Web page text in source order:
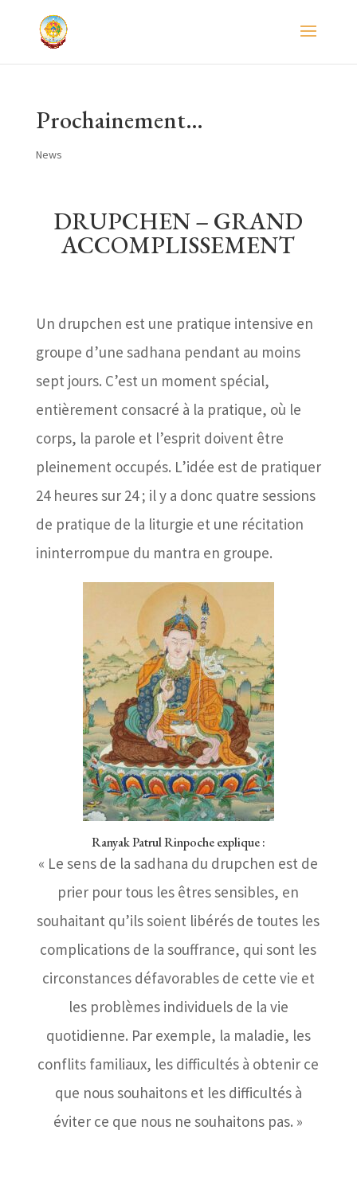
Prochainement…
News
DRUPCHEN – GRAND
ACCOMPLISSEMENT
Un drupchen est une pratique intensive en
groupe d’une sadhana pendant au moins
sept jours. C’est un moment spécial,
entièrement consacré à la pratique, où le
corps, la parole et l’esprit doivent être
pleinement occupés. L’idée est de pratiquer
24 heures sur 24 ; il y a donc quatre sessions
de pratique de la liturgie et une récitation
ininterrompue du mantra en groupe.
Ranyak Patrul Rinpoche explique :
« Le sens de la sadhana du drupchen est de
prier pour tous les êtres sensibles, en
souhaitant qu’ils soient libérés de toutes les
complications de la souffrance, qui sont les
circonstances défavorables de cette vie et
les problèmes individuels de la vie
quotidienne. Par exemple, la maladie, les
conflits familiaux, les difficultés à obtenir ce
que nous souhaitons et les difficultés à
éviter ce que nous ne souhaitons pas. »